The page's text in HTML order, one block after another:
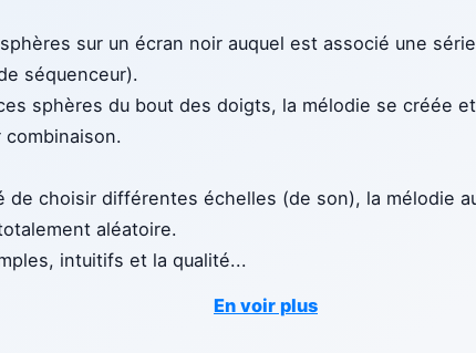
sur un écran noir auquel est associé une
séquenceur).
sphères du bout des doigts, la mélodie se créée
de choisir différentes échelles (de son), la mélodie
aléatoire.
intuitifs et la qualité...
En voir plus